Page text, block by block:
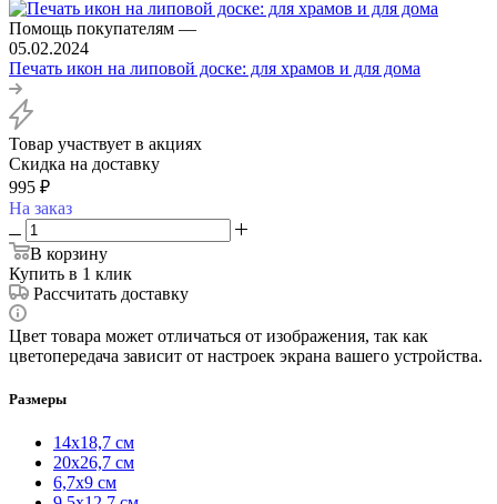
Помощь покупателям —
05.02.2024
Печать икон на липовой доске: для храмов и для дома
Товар участвует в акциях
Скидка на доставку
995 ₽
На заказ
В корзину
Купить в 1 клик
Рассчитать доставку
Цвет товара может отличаться от изображения, так как
цветопередача зависит от настроек экрана вашего устройства.
Размеры
14х18,7 см
20х26,7 см
6,7х9 см